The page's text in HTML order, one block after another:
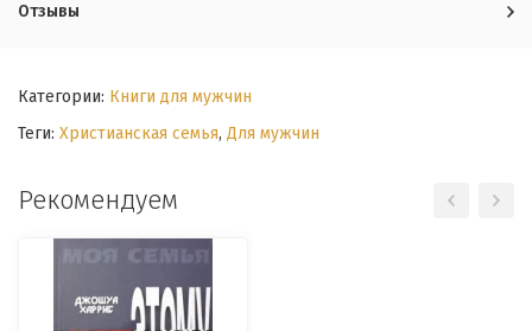
Отзывы
Категории: Книги для мужчин
Теги: Христианская семья, Для мужчин
Рекомендуем